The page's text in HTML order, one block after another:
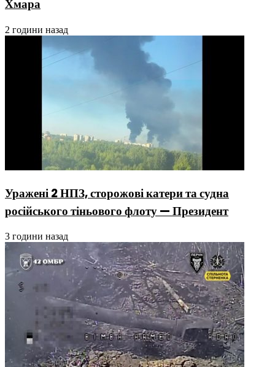
Хмара
2 години назад
Уражені 2 НПЗ, сторожові катери та судна
російського тіньового флоту — Президент
3 години назад